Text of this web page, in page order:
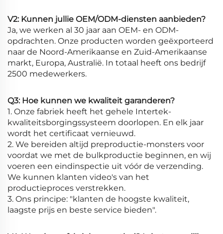
V2: Kunnen jullie OEM/ODM-diensten aanbieden?
Ja, we werken al 30 jaar aan OEM- en ODM-
opdrachten. Onze producten worden geëxporteerd
naar de Noord-Amerikaanse en Zuid-Amerikaanse
markt, Europa, Australië. In totaal heeft ons bedrijf
2500 medewerkers.
Q3: Hoe kunnen we kwaliteit garanderen?
1. Onze fabriek heeft het gehele Intertek-
kwaliteitsborgingssysteem doorlopen. En elk jaar
wordt het certificaat vernieuwd.
2. We bereiden altijd preproductie-monsters voor
voordat we met de bulkproductie beginnen, en wij
voeren een eindinspectie uit vóór de verzending.
We kunnen klanten video's van het
productieproces verstrekken.
3. Ons principe: "klanten de hoogste kwaliteit,
laagste prijs en beste service bieden".